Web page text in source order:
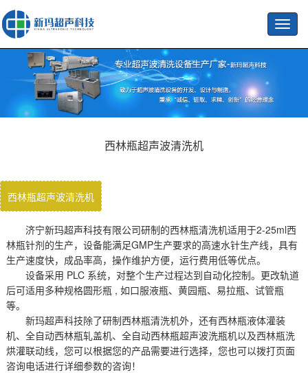
西林瓶超声波清洗机
西林瓶超声波清洗机
济宁新玛超声科技有限公司研制的西林瓶清洗机适用于2-25ml西
林瓶针剂的生产，设备能满足GMP生产要求的高速水针生产线，具有
生产速度快，成品率高，操作维护方便，运行费用低等优点。
设备采用 PLC 系统，对整个生产过程达到自动化控制。更改轨道
后可适用多种规格圆形瓶 , 如口服液瓶、黄园瓶、易拉瓶、试管瓶
等。
新玛超声科技除了研制西林瓶清洗机外，还有西林瓶液体灌装
机、全自动西林瓶轧盖机、全自动西林瓶超声波洗瓶机以及西林瓶洗
烘灌联动线，您可以根据您的产品需要进行选择，您也可以拨打页面
咨询电话进行详细参数的咨询！